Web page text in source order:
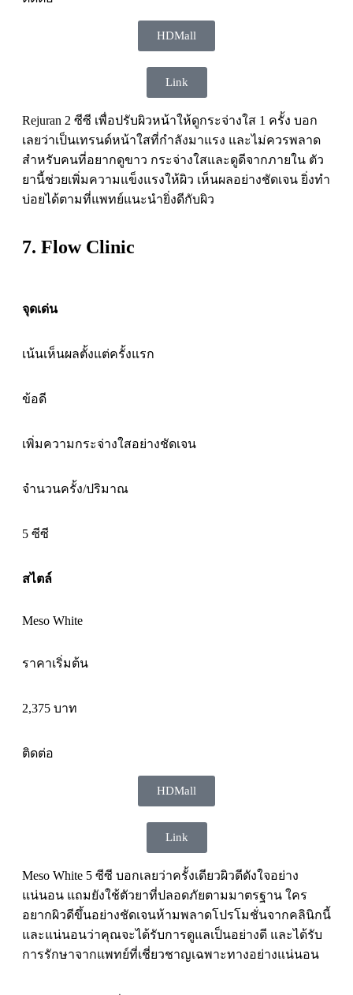
HDMall
Link
Rejuran 2 ซีซี เพื่อปรับผิวหน้าให้ดูกระจ่างใส 1 ครั้ง บอก
เลยว่าเป็นเทรนด์หน้าใสที่กำลังมาแรง และไม่ควรพลาด
สำหรับคนที่อยากดูขาว กระจ่างใสและดูดีจากภายใน ตัว
ยานี้ช่วยเพิ่มความแข็งแรงให้ผิว เห็นผลอย่างชัดเจน ยิ่งทำ
บ่อยได้ตามที่แพทย์แนะนำยิ่งดีกับผิว
7. Flow Clinic
จุดเด่น
เน้นเห็นผลตั้งแต่ครั้งแรก
ข้อดี
เพิ่มความกระจ่างใสอย่างชัดเจน
จำนวนครั้ง/ปริมาณ
5 ซีซี
สไตล์
Meso White
ราคาเริ่มต้น
2,375 บาท
ติดต่อ
HDMall
Link
Meso White 5 ซีซี บอกเลยว่าครั้งเดียวผิวดีดังใจอย่าง
แน่นอน แถมยังใช้ตัวยาที่ปลอดภัยตามมาตรฐาน ใคร
อยากผิวดีขึ้นอย่างชัดเจนห้ามพลาดโปรโมชั่นจากคลินิกนี้
และแน่นอนว่าคุณจะได้รับการดูแลเป็นอย่างดี และได้รับ
การรักษาจากแพทย์ที่เชี่ยวชาญเฉพาะทางอย่างแน่นอน